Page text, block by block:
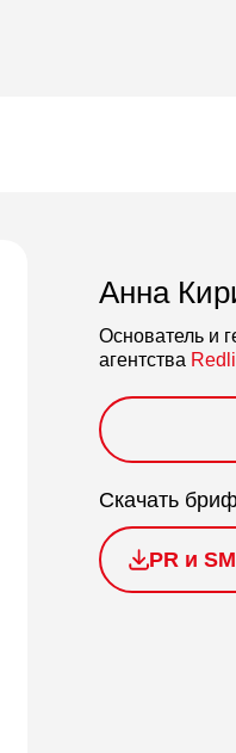
Анна
Основатель и
агентства
Скачать
PR и